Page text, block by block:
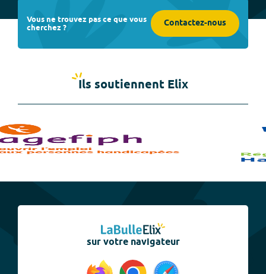
Vous ne trouvez pas ce que vous
cherchez ? Contactez-nous
Ils soutiennent Elix
sur votre navigateur